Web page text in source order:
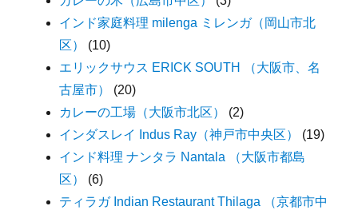
インド家庭料理 milenga ミレンガ（岡山市北
区）
(10)
エリックサウス ERICK SOUTH （大阪市、名
古屋市）
(20)
カレーの工場（大阪市北区）
(2)
インダスレイ Indus Ray（神戸市中央区）
(19)
インド料理 ナンタラ Nantala （大阪市都島
区）
(6)
ティラガ Indian Restaurant Thilaga （京都市中